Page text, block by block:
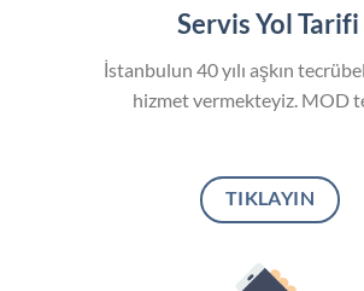
Servis Yol Tarifi
İstanbulun 40 yılı aşkın
hizmet vermekteyiz. MOD
TIKLAYIN